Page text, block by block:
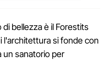
bellezza è il Forestits
l'architettura si fonde con
un sanatorio per